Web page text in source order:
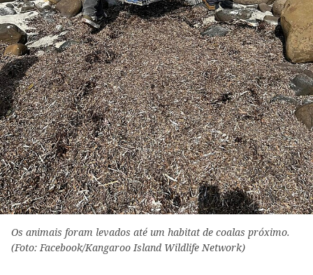
Os animais foram levados até um habitat de coalas próximo.
(Foto: Facebook/Kangaroo Island Wildlife Network)